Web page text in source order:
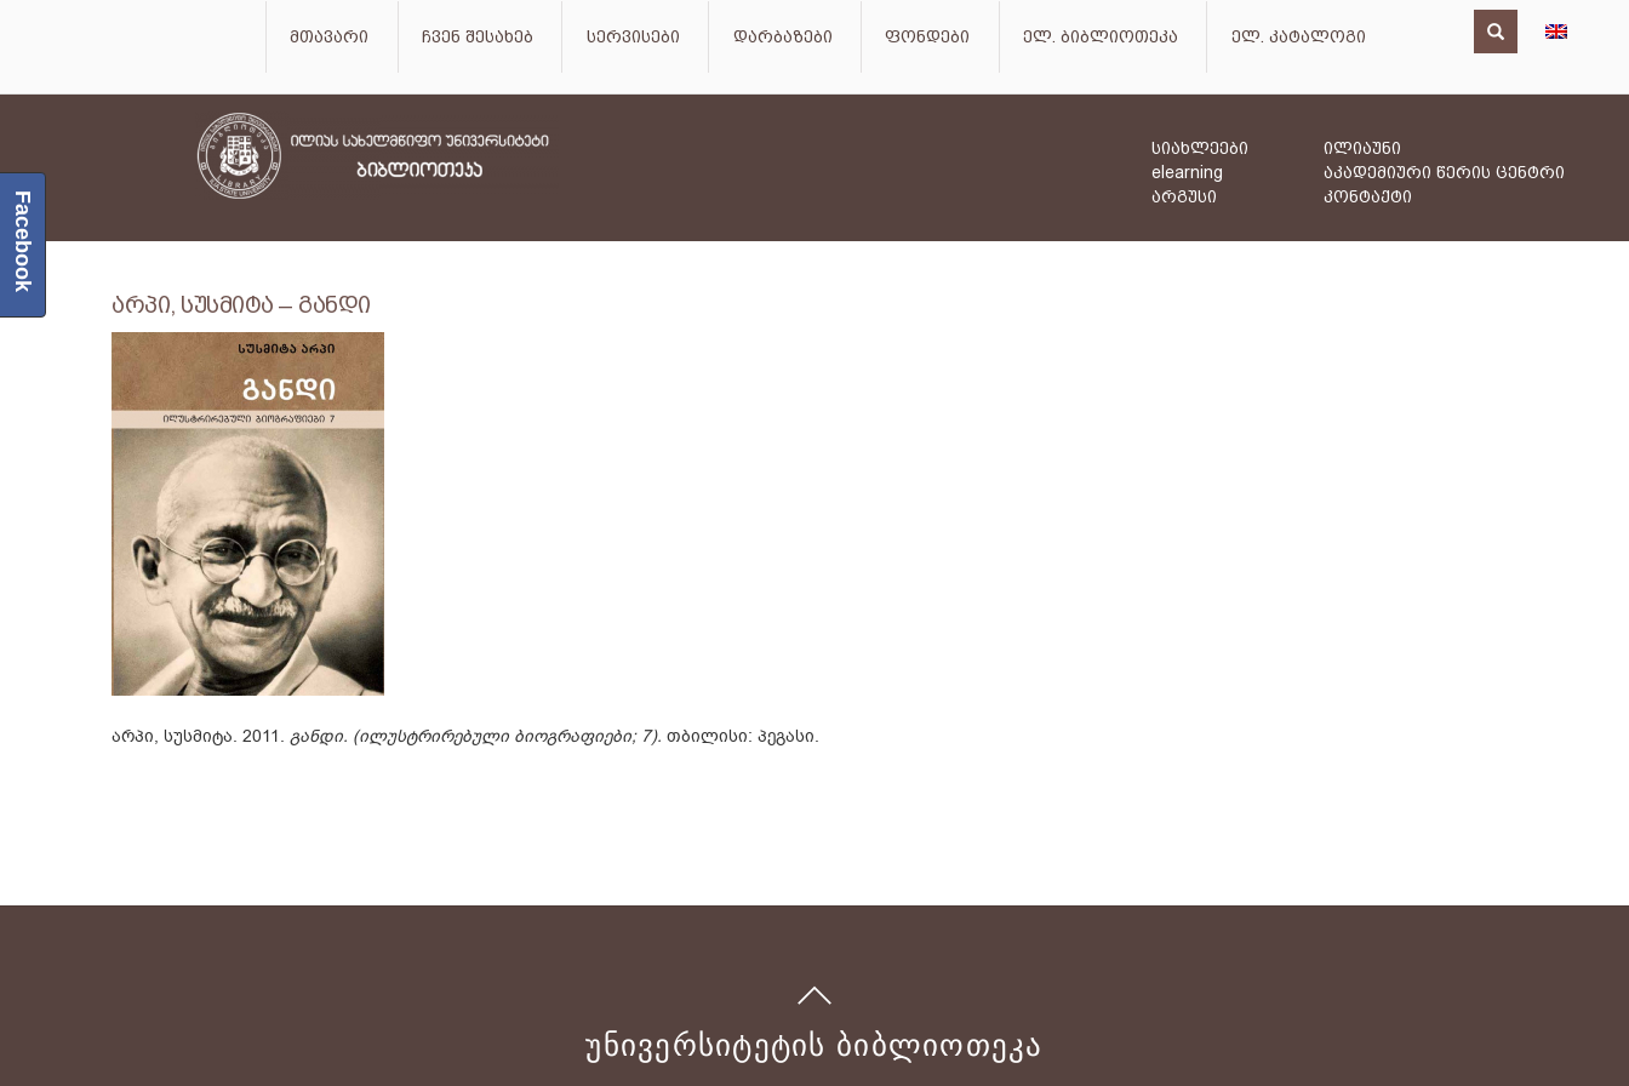
მთავარი ჩვენ შესახებ სერვისები დარბაზები ფონდები ელ. ბიბლიოთეკა ელ. კატალოგი
სიახლეები
elearning
არგუსი
ილიაუნი
აკადემიური წერის ცენტრი
კონტაქტი
არპი, სუსმიტა – განდი
არპი, სუსმიტა. 2011. განდი. (ილუსტრირებული ბიოგრაფიები; 7). თბილისი: პეგასი.
ᲣᲜᲘᲕᲔᲠᲡᲘᲢᲔᲢᲘᲡ ᲑᲘᲑᲚᲘᲝᲗᲔᲙᲐ
Facebook